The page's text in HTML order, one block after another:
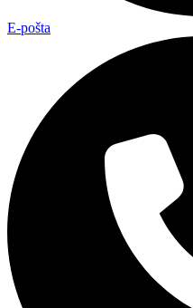
E-pošta